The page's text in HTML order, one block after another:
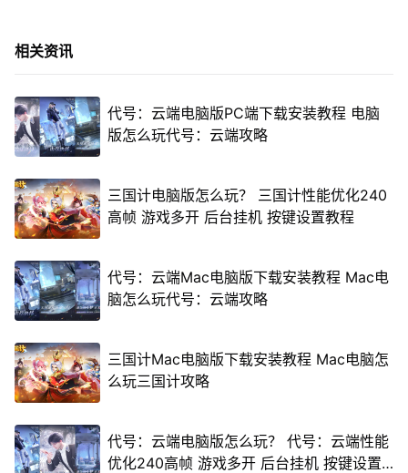
相关资讯
代号：云端电脑版PC端下载安装教程 电脑
版怎么玩代号：云端攻略
三国计电脑版怎么玩？ 三国计性能优化240
高帧 游戏多开 后台挂机 按键设置教程
代号：云端Mac电脑版下载安装教程 Mac电
脑怎么玩代号：云端攻略
三国计Mac电脑版下载安装教程 Mac电脑怎
么玩三国计攻略
代号：云端电脑版怎么玩？ 代号：云端性能
优化240高帧 游戏多开 后台挂机 按键设置